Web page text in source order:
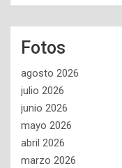
Fotos
agosto 2026
julio 2026
junio 2026
mayo 2026
abril 2026
marzo 2026